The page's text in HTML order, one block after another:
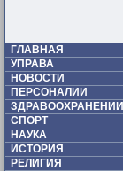
ГЛАВНАЯ
УПРАВА
НОВОСТИ
ПЕРСОНАЛИИ
СПОРТ
НАУКА
ИСТОРИЯ
РЕЛИГИЯ